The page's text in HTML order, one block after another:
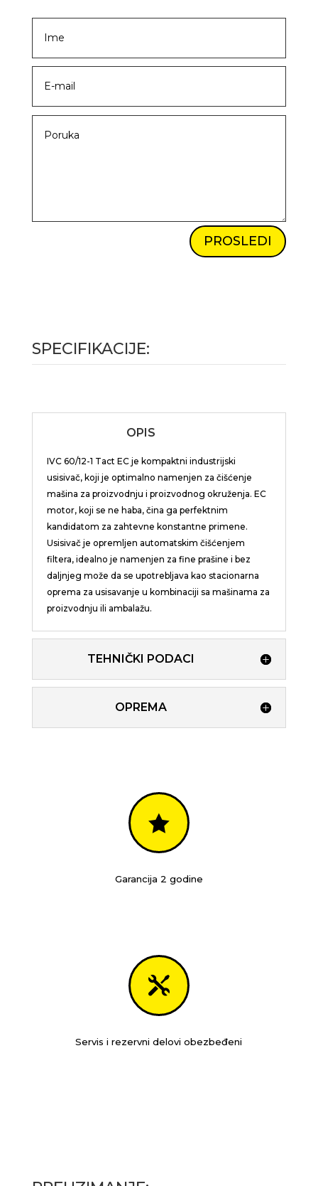
PROSLEDI
SPECIFIKACIJE:
OPIS
IVC 60/12-1 Tact EC je kompaktni industrijski
usisivač, koji je optimalno namenjen za čišćenje
mašina za proizvodnju i proizvodnog okruženja. EC
motor, koji se ne haba, čina ga perfektnim
kandidatom za zahtevne konstantne primene.
Usisivač je opremljen automatskim čišćenjem
filtera, idealno je namenjen za fine prašine i bez
daljnjeg može da se upotrebljava kao stacionarna
oprema za usisavanje u kombinaciji sa mašinama za
proizvodnju ili ambalažu.
TEHNIČKI PODACI
OPREMA

Garancija 2 godine

Servis i rezervni delovi obezbeđeni